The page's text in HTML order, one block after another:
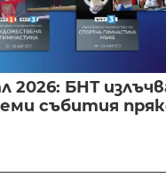
2026: БНТ
събития